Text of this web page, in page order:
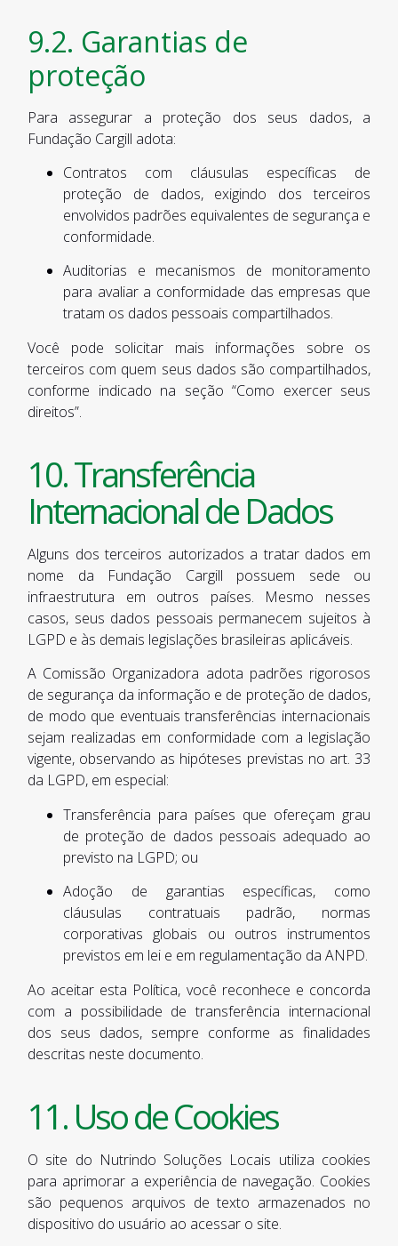
9.2. Garantias de
proteção
Para assegurar a proteção dos seus dados, a
Fundação Cargill adota:
Contratos com cláusulas específicas de
proteção de dados, exigindo dos terceiros
envolvidos padrões equivalentes de segurança e
conformidade.
Auditorias e mecanismos de monitoramento
para avaliar a conformidade das empresas que
tratam os dados pessoais compartilhados.
Você pode solicitar mais informações sobre os
terceiros com quem seus dados são compartilhados,
conforme indicado na seção “Como exercer seus
direitos”.
10. Transferência
Internacional de Dados
Alguns dos terceiros autorizados a tratar dados em
nome da Fundação Cargill possuem sede ou
infraestrutura em outros países. Mesmo nesses
casos, seus dados pessoais permanecem sujeitos à
LGPD e às demais legislações brasileiras aplicáveis.
A Comissão Organizadora adota padrões rigorosos
de segurança da informação e de proteção de dados,
de modo que eventuais transferências internacionais
sejam realizadas em conformidade com a legislação
vigente, observando as hipóteses previstas no art. 33
da LGPD, em especial:
Transferência para países que ofereçam grau
de proteção de dados pessoais adequado ao
previsto na LGPD; ou
Adoção de garantias específicas, como
cláusulas contratuais padrão, normas
corporativas globais ou outros instrumentos
previstos em lei e em regulamentação da ANPD.
Ao aceitar esta Política, você reconhece e concorda
com a possibilidade de transferência internacional
dos seus dados, sempre conforme as finalidades
descritas neste documento.
11. Uso de Cookies
O site do Nutrindo Soluções Locais utiliza cookies
para aprimorar a experiência de navegação. Cookies
são pequenos arquivos de texto armazenados no
dispositivo do usuário ao acessar o site.